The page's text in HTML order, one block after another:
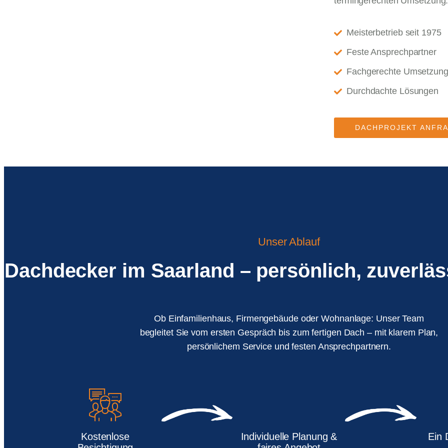
Meisterbetrieb seit 1975
Feste Ansprechpartner
Fachgerechte Umsetzung
Durchdachte Lösungen
DACHPROJEKT
Unser Ablauf
Dachdecker im Saarland – persönlich,
Ob Einfamilienhaus, Firmengebäude oder Wohnanlage: Unser Team
begleitet Sie vom ersten Gespräch bis zum fertigen Dach – mit klarem Plan,
persönlichem Service und festen Ansprechpartnern.
Kostenlose
Individuelle Planung &
Ein